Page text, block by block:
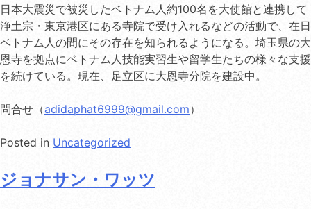
日本大震災で被災したベトナム人約100名を大使館と連携して
浄土宗・東京港区にある寺院で受け入れるなどの活動で、在日
ベトナム人の間にその存在を知られるようになる。埼玉県の大
恩寺を拠点にベトナム人技能実習生や留学生たちの様々な支援
を続けている。現在、足立区に大恩寺分院を建設中。
問合せ（adidaphat6999@gmail.com）
Posted in Uncategorized
ジョナサン・ワッツ